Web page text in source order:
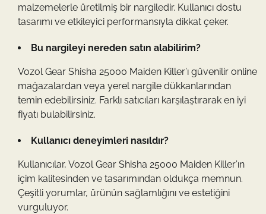
malzemelerle üretilmiş bir nargiledir. Kullanıcı dostu
tasarımı ve etkileyici performansıyla dikkat çeker.
Bu nargileyi nereden satın alabilirim?
Vozol Gear Shisha 25000 Maiden Killer’ı güvenilir online
mağazalardan veya yerel nargile dükkanlarından
temin edebilirsiniz. Farklı satıcıları karşılaştırarak en iyi
fiyatı bulabilirsiniz.
Kullanıcı deneyimleri nasıldır?
Kullanıcılar, Vozol Gear Shisha 25000 Maiden Killer’ın
içim kalitesinden ve tasarımından oldukça memnun.
Çeşitli yorumlar, ürünün sağlamlığını ve estetiğini
vurguluyor.